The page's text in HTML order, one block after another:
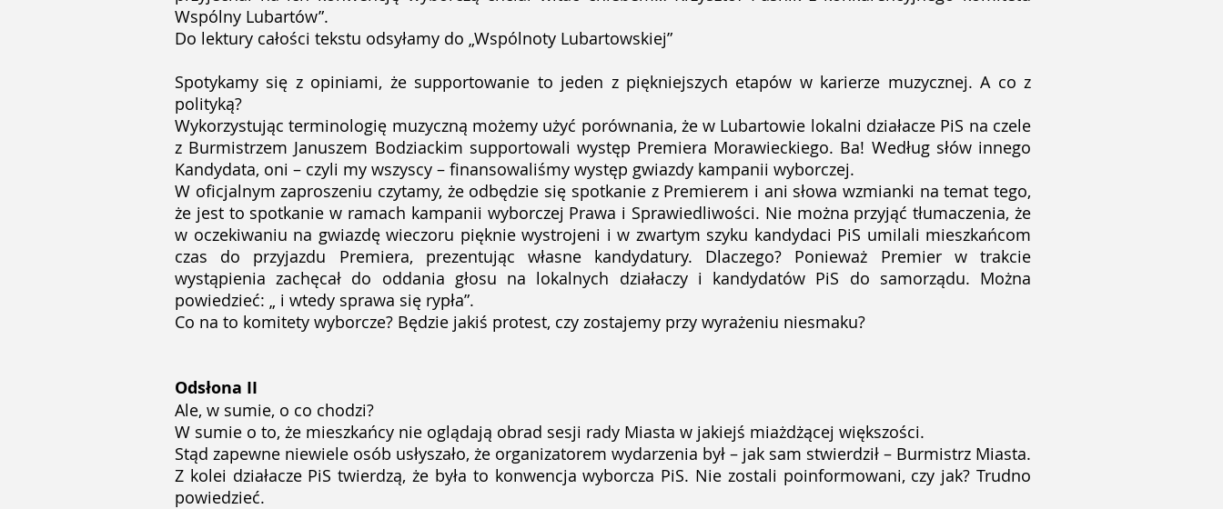
Wspólny Lubartów”.
Do lektury całości tekstu odsyłamy do „Wspólnoty Lubartowskiej”
Spotykamy się z opiniami, że supportowanie to jeden z piękniejszych etapów w karierze muzycznej. A co z
polityką?
Wykorzystując terminologię muzyczną możemy użyć porównania, że w Lubartowie lokalni działacze PiS na czele
z Burmistrzem Januszem Bodziackim supportowali występ Premiera Morawieckiego. Ba! Według słów innego
Kandydata, oni – czyli my wszyscy – finansowaliśmy występ gwiazdy kampanii wyborczej.
W oficjalnym zaproszeniu czytamy, że odbędzie się spotkanie z Premierem i ani słowa wzmianki na temat tego,
że jest to spotkanie w ramach kampanii wyborczej Prawa i Sprawiedliwości. Nie można przyjąć tłumaczenia, że
w oczekiwaniu na gwiazdę wieczoru pięknie wystrojeni i w zwartym szyku kandydaci PiS umilali mieszkańcom
czas do przyjazdu Premiera, prezentując własne kandydatury. Dlaczego? Ponieważ Premier w trakcie
wystąpienia zachęcał do oddania głosu na lokalnych działaczy i kandydatów PiS do samorządu. Można
powiedzieć: „ i wtedy sprawa się rypła”.
Co na to komitety wyborcze? Będzie jakiś protest, czy zostajemy przy wyrażeniu niesmaku?
Odsłona II
Ale, w sumie, o co chodzi?
W sumie o to, że mieszkańcy nie oglądają obrad sesji rady Miasta w jakiejś miażdżącej większości.
Stąd zapewne niewiele osób usłyszało, że organizatorem wydarzenia był – jak sam stwierdził – Burmistrz Miasta.
Z kolei działacze PiS twierdzą, że była to konwencja wyborcza PiS. Nie zostali poinformowani, czy jak? Trudno
powiedzieć.